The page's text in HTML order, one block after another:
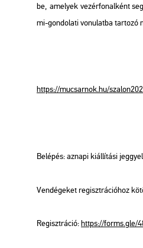
be, ame­lyek ve­zér­fo­nal­ként
mi-gon­do­la­ti vo­nu­lat­ba tar­to­zó
https://​mu­csar­nok.​hu/​
Be­lé­pés: az­na­pi ki­ál­lí­tá­si jeggyel
Ven­dé­ge­ket re­giszt­rá­ci­ó­hoz
Re­giszt­rá­ció:https://​forms.​gle/​